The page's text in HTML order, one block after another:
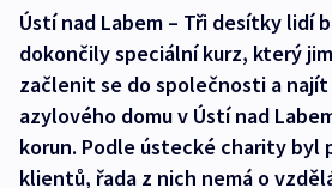
Ústí nad Labem – Tři desítky lidí
dokončily speciální kurz, který
začlenit se do společnosti a
azylového domu v Ústí nad
korun. Podle ústecké charity byl
klientů, řada z nich nemá o